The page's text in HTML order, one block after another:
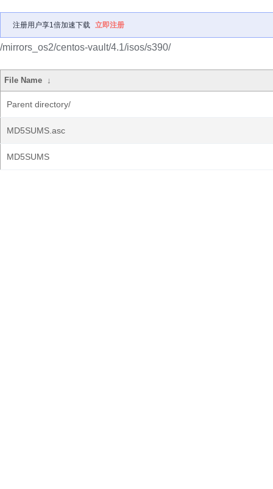
注册用户享1倍加速下载 立即注册
/mirrors_os2/centos-vault/4.1/isos/s390/
File Name ↓
Parent directory/
MD5SUMS.asc
MD5SUMS